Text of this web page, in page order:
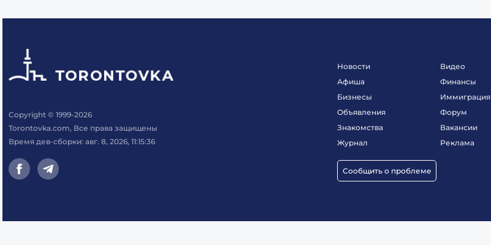
Copyright © 1999-2026
Torontovka.com, Все права защищены
Время дев-сборки: авг. 8, 2026, 11:15:36
Новости
Афиша
Бизнесы
Объявления
Знакомства
Журнал
Сообщить о проблеме
Видео
Финансы
Иммиграция
Форум
Вакансии
Реклама